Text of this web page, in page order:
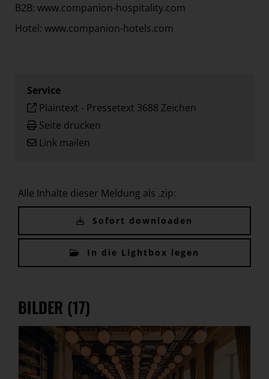
B2B: www.companion-hospitality.com
Hotel: www.companion-hotels.com
Service
Plaintext - Pressetext 3688 Zeichen
Seite drucken
Link mailen
Alle Inhalte dieser Meldung als .zip:
Sofort downloaden
In die Lightbox legen
BILDER (17)